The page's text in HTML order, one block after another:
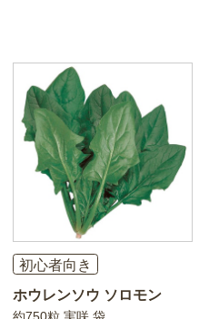
初心者向き
ホウレンソウ ソロモン